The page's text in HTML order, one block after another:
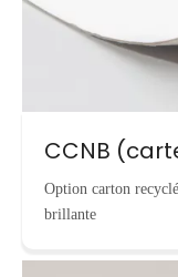
CCNB
Option carton
brillante